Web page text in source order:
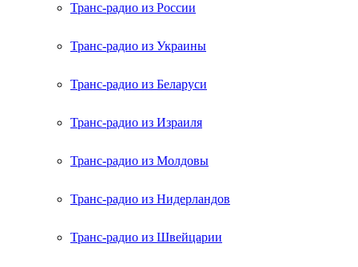
Транс-радио из России
Транс-радио из Украины
Транс-радио из Беларуси
Транс-радио из Израиля
Транс-радио из Молдовы
Транс-радио из Нидерландов
Транс-радио из Швейцарии